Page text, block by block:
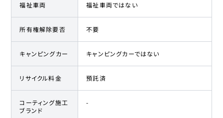
福祉車両 福祉車両ではない
所有権解除要否 不要
キャンピングカー キャンピングカーではない
リサイクル料金 預託済
コーティング施工
ブランド
-